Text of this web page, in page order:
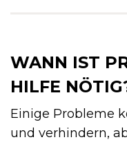
WANN IST
HILFE
Einige Probleme
und verhindern,